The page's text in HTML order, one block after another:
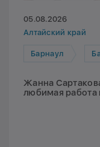
05.08.2026
Алтайский край
Барнаул
Жанна
любимая работа